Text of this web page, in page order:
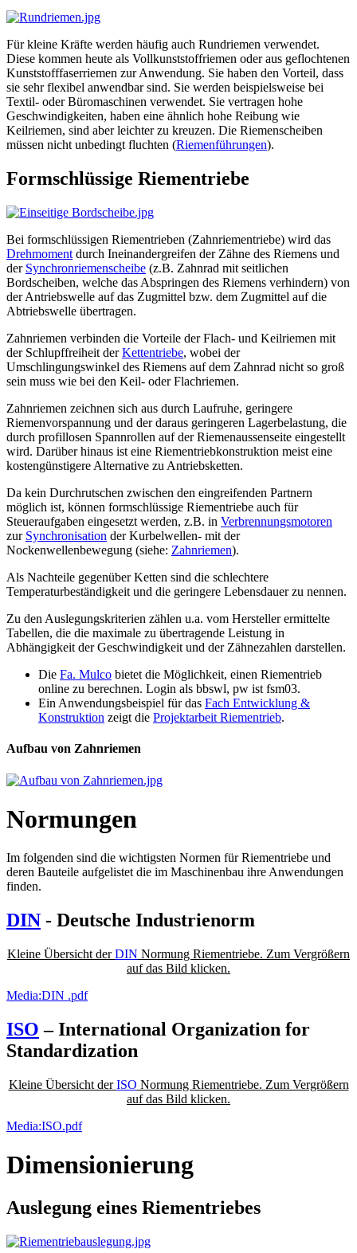
Für kleine Kräfte werden häufig auch Rundriemen verwendet.
Diese kommen heute als Vollkunststoffriemen oder aus geflochtenen
Kunststofffaserriemen zur Anwendung. Sie haben den Vorteil, dass
sie sehr flexibel anwendbar sind. Sie werden beispielsweise bei
Textil- oder Büromaschinen verwendet. Sie vertragen hohe
Geschwindigkeiten, haben eine ähnlich hohe Reibung wie
Keilriemen, sind aber leichter zu kreuzen. Die Riemenscheiben
müssen nicht unbedingt fluchten (Riemenführungen).
Formschlüssige Riementriebe
Bei formschlüssigen Riementrieben (Zahnriementriebe) wird das
Drehmoment durch Ineinandergreifen der Zähne des Riemens und
der Synchronriemenscheibe (z.B. Zahnrad mit seitlichen
Bordscheiben, welche das Abspringen des Riemens verhindern) von
der Antriebswelle auf das Zugmittel bzw. dem Zugmittel auf die
Abtriebswelle übertragen.
Zahnriemen verbinden die Vorteile der Flach- und Keilriemen mit
der Schlupffreiheit derKettentriebe, wobei der
Umschlingungswinkel des Riemens auf dem Zahnrad nicht so groß
sein muss wie bei den Keil- oder Flachriemen.
Zahnriemen zeichnen sich aus durch Laufruhe, geringere
Riemenvorspannung und der daraus geringeren Lagerbelastung, die
durch profillosen Spannrollen auf der Riemenaussenseite eingestellt
wird. Darüber hinaus ist eine Riementriebkonstruktion meist eine
kostengünstigere Alternative zu Antriebsketten.
Da kein Durchrutschen zwischen den eingreifenden Partnern
möglich ist, können formschlüssige Riementriebe auch für
Steueraufgaben eingesetzt werden, z.B. in Verbrennungsmotoren
zur Synchronisation der Kurbelwellen- mit der
Nockenwellenbewegung (siehe: Zahnriemen).
Als Nachteile gegenüber Ketten sind die schlechtere
Temperaturbeständigkeit und die geringere Lebensdauer zu nennen.
Zu den Auslegungskriterien zählen u.a. vom Hersteller ermittelte
Tabellen, die die maximale zu übertragende Leistung in
Abhängigkeit der Geschwindigkeit und der Zähnezahlen darstellen.
Die Fa. Mulco bietet die Möglichkeit, einen Riementrieb
online zu berechnen. Login als bbswl, pw ist fsm03.
Ein Anwendungsbeispiel für das Fach Entwicklung &
Konstruktion zeigt die Projektarbeit Riementrieb.
Aufbau von Zahnriemen
Normungen
Im folgenden sind die wichtigsten Normen für Riementriebe und
deren Bauteile aufgelistet die im Maschinenbau ihre Anwendungen
finden.
DIN - Deutsche Industrienorm
Kleine Übersicht derDIN Normung Riementriebe. Zum Vergrößern
auf das Bild klicken.
Media:DIN .pdf
ISO – International Organization for
Standardization
Kleine Übersicht derISO Normung Riementriebe. Zum Vergrößern
auf das Bild klicken.
Media:ISO.pdf
Dimensionierung
Auslegung eines Riementriebes